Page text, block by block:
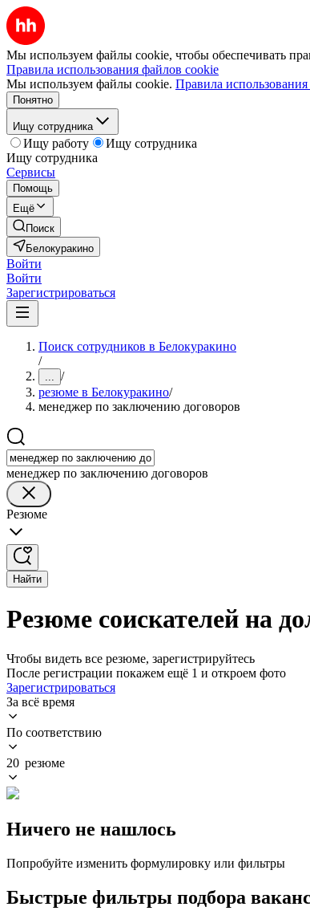
Мы используем файлы cookie, чтобы обеспечивать
Правила использования файлов cookie
Мы используем файлы cookie. Правила
Понятно
Ищу сотрудника
Ищу работу
Ищу сотрудника
Ищу сотрудника
Сервисы
Помощь
Ещё
Поиск
Белокуракино
Войти
Войти
Зарегистрироваться
Поиск сотрудников в Белокуракино
/
... /
резюме в Белокуракино/
менеджер по заключению договоров
менеджер по заключению договоров
Резюме
Найти
Резюме соискателей на
Чтобы видеть все резюме, зарегистрируйтесь
После регистрации покажем ещё 1 и откроем фото
Зарегистрироваться
За всё время
По соответствию
20 резюме
Ничего не нашлось
Попробуйте изменить формулировку или фильтры
Быстрые фильтры подбора